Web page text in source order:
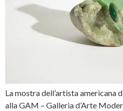
La mostra dell’artista americana
alla GAM – Galleria d’Arte